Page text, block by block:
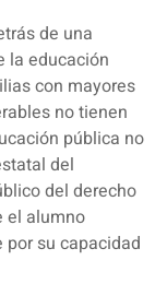
de una
la educación
con mayores
no tienen
pública no
del
del derecho
el alumno
su capacidad